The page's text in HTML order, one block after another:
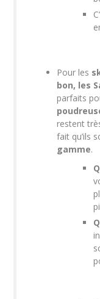
Pour les
bon, les
parfaits
restent
fait qu’ils
gamme.